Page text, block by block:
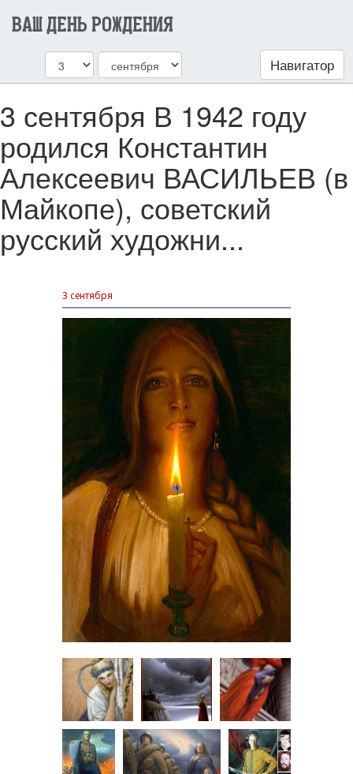
ВАШ ДЕНЬ РОЖДЕНИЯ
Навигатор
3 сентября В 1942 году
родился Константин
Алексеевич ВАСИЛЬЕВ (в
Майкопе), советский
русский художни...
3 сентября